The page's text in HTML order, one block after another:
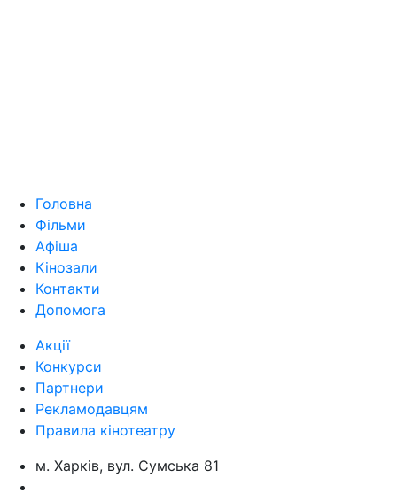
Головна
Фільми
Афіша
Кінозали
Контакти
Допомога
Акції
Конкурси
Партнери
Рекламодавцям
Правила кінотеатру
м. Харків, вул. Сумська 81